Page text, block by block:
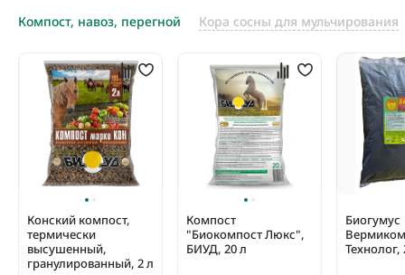
Компост, навоз, перегной Кора сосны для мульчирования
Конский компост,
термически
высушенный,
гранулированный, 2 л
Компост
"Биокомпост Люкс",
БИУД, 20 л
Биогумус
Технолог,